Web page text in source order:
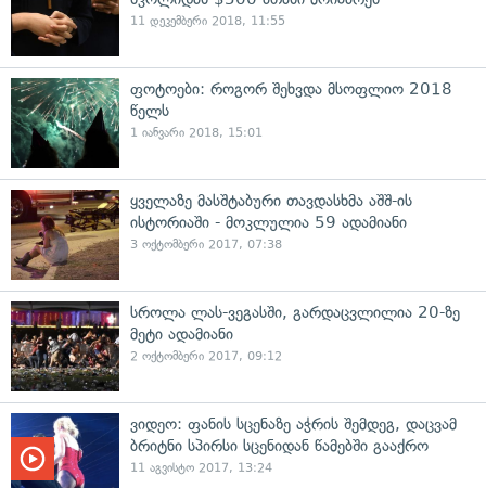
11 დეკემბერი 2018, 11:55
ფოტოები: როგორ შეხვდა მსოფლიო 2018
წელს
1 იანვარი 2018, 15:01
ყველაზე მასშტაბური თავდასხმა აშშ-ის
ისტორიაში - მოკლულია 59 ადამიანი
3 ოქტომბერი 2017, 07:38
სროლა ლას-ვეგასში, გარდაცვლილია 20-ზე
მეტი ადამიანი
2 ოქტომბერი 2017, 09:12
ვიდეო: ფანის სცენაზე აჭრის შემდეგ, დაცვამ
ბრიტნი სპირსი სცენიდან წამებში გააქრო
11 აგვისტო 2017, 13:24